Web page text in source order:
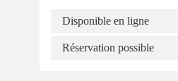
Disponible en ligne
Réservation possible